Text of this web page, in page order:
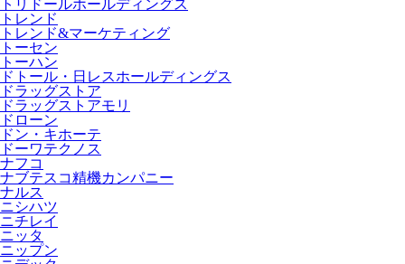
トリドールホールディングス
トレンド
トレンド&マーケティング
トーセン
トーハン
ドトール・日レスホールディングス
ドラッグストア
ドラッグストアモリ
ドローン
ドン・キホーテ
ドーワテクノス
ナフコ
ナブテスコ精機カンパニー
ナルス
ニシハツ
ニチレイ
ニッタ
ニップン